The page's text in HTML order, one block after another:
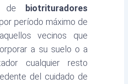
de
biotrituradores
período máximo de
vecinos que
a su suelo o a
cualquier resto
del cuidado de